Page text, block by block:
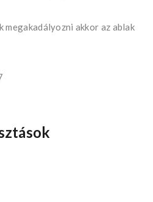
megakadályozni akkor az ablak